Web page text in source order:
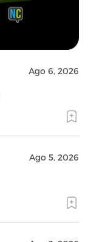
Ago 6, 2026
Ago 5, 2026